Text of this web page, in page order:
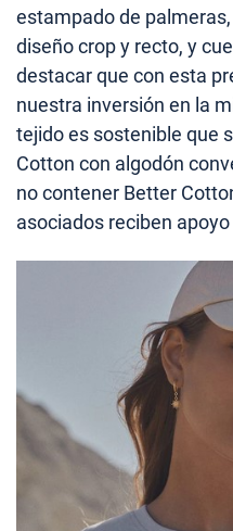
estampado de
diseño crop y recto, y
destacar que con esta
nuestra inversión en la
tejido es sostenible que
Cotton con algodón
no contener Better
asociados reciben